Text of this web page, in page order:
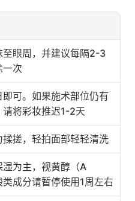
至眼周，并建议每隔2-3
一次
即可。如果施术部位仍有
请将彩妆推迟1-2天
揉搓，轻拍面部轻轻清洗
湿为主，视黄醇（A
成分请暂停使用1周左右